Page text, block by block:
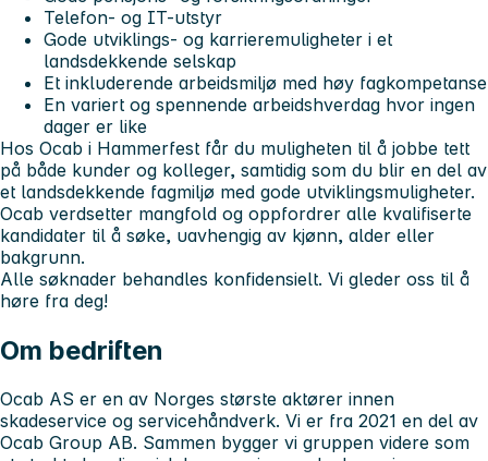
Telefon- og IT-utstyr
Gode utviklings- og karrieremuligheter i et
landsdekkende selskap
Et inkluderende arbeidsmiljø med høy fagkompetanse
En variert og spennende arbeidshverdag hvor ingen
dager er like
Hos Ocab i Hammerfest får du muligheten til å jobbe tett
på både kunder og kolleger, samtidig som du blir en del av
et landsdekkende fagmiljø med gode utviklingsmuligheter.
Ocab verdsetter mangfold og oppfordrer alle kvalifiserte
kandidater til å søke, uavhengig av kjønn, alder eller
bakgrunn.
Alle søknader behandles konfidensielt. Vi gleder oss til å
høre fra deg!
Om bedriften
Ocab AS er en av Norges største aktører innen
skadeservice og servicehåndverk. Vi er fra 2021 en del av
Ocab Group AB. Sammen bygger vi gruppen videre som